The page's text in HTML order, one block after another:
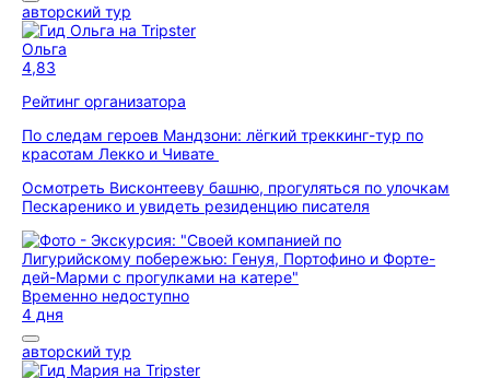
авторский тур
Ольга
4,83
Рейтинг организатора
По следам героев Мандзони: лёгкий треккинг-тур по
красотам Лекко и Чивате
Осмотреть Висконтееву башню, прогуляться по улочкам
Пескаренико и увидеть резиденцию писателя
Временно недоступно
4 дня
авторский тур